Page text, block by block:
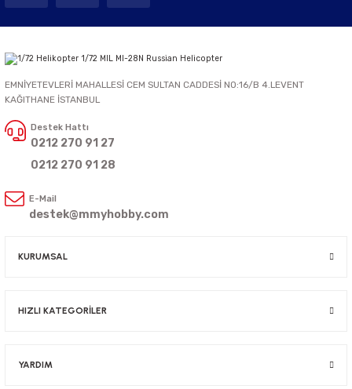
EMNİYETEVLERİ MAHALLESİ CEM SULTAN CADDESİ NO:16/B 4.LEVENT
KAĞITHANE İSTANBUL
Destek Hattı
0212 270 91 27
0212 270 91 28
E-Mail
destek@mmyhobby.com
KURUMSAL
HIZLI KATEGORİLER
YARDIM